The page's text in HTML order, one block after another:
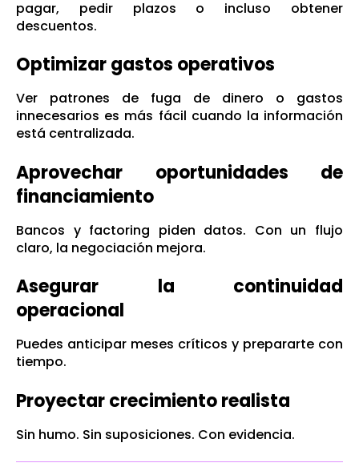
pagar, pedir plazos o incluso obtener
descuentos.
Optimizar gastos operativos
Ver patrones de fuga de dinero o gastos
innecesarios es más fácil cuando la información
está centralizada.
Aprovechar oportunidades de
financiamiento
Bancos y factoring piden datos. Con un flujo
claro, la negociación mejora.
Asegurar la continuidad
operacional
Puedes anticipar meses críticos y prepararte con
tiempo.
Proyectar crecimiento realista
Sin humo. Sin suposiciones. Con evidencia.